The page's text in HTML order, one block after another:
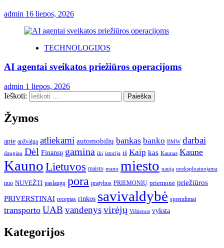
admin 16 liepos, 2026
TECHNOLOGIJOS
AI agentai sveikatos priežiūros operacijoms
admin 1 liepos, 2026
Ieškoti:
Žymos
apie apžvalga atliekami automobilių bankas banko BMW darbai
daugiau Dėl Finansų gamina iki istorija iš Kaip kas Kaunas Kaune
KaunoLietuvos maisto mano miesto naują neeksploatuojama
nuo NUVEŽTI paslaugų pora pratybos PRIEMONIŲ priemonė priežiūros
PRIVERSTINAI receptas rinkos savivaldybė sprendimai
transporto UAB vandenysvirėjų Vištienos vyksta
Kategorijos